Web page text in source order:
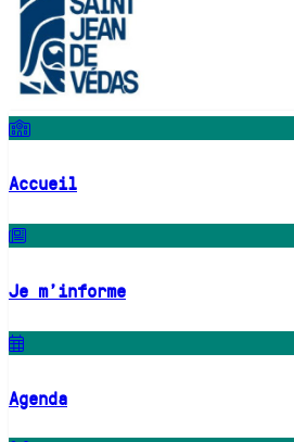
Accueil
Je m'informe
Agenda